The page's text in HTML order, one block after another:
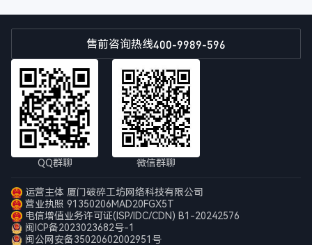
售前咨询热线400-9989-596
QQ群聊 微信群聊
运营主体 厦门破碎工坊网络科技有限公司
营业执照 91350206MAD20FGX5T
电信增值业务许可证(ISP/IDC/CDN) B1-20242576
闽ICP备2023023682号-1
闽公网安备35020602002951号